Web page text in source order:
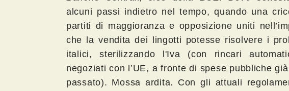
alcuni passi indietro nel tempo, quando una
partiti di maggioranza e opposizione uniti
che la vendita dei lingotti potesse risolvere i
italici, sterilizzando l'Iva (con rincari
negoziati con l’UE, a fronte di spese pubbliche
passato). Mossa ardita. Con gli attuali